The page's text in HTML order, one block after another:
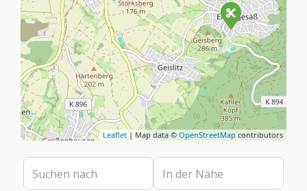
Leaflet| Map data © OpenStreetMap contributors
Suchen nach In der Nähe